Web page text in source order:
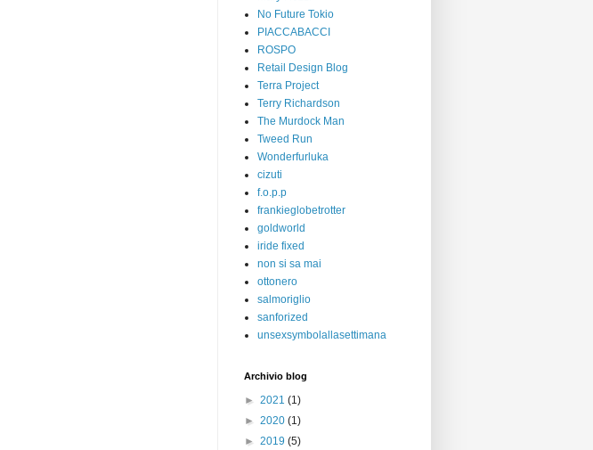
No Future Tokio
PIACCABACCI
ROSPO
Retail Design Blog
Terra Project
Terry Richardson
The Murdock Man
Tweed Run
Wonderfurluka
cizuti
f.o.p.p
frankieglobetrotter
goldworld
iride fixed
non si sa mai
ottonero
salmoriglio
sanforized
unsexsymbolallasettimana
Archivio blog
► 2021 (1)
► 2020 (1)
► 2019 (5)